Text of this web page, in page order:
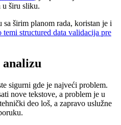
u širu sliku.
širim planom rada, koristan je i
temi structured data validacija pre
sigurni gde je najveći problem.
nove tekstove, a problem je u
deo loš, a zapravo uslužne